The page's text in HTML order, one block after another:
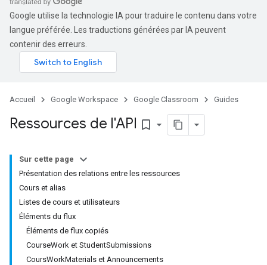
Google utilise la technologie IA pour traduire le contenu dans votre
langue préférée. Les traductions générées par IA peuvent
contenir des erreurs.
Accueil Google Workspace Google Classroom Guides
Ressources de l'API bookmark_border
Sur cette page
Présentation des relations entre les ressources
Cours et alias
Listes de cours et utilisateurs
Éléments du flux
Éléments de flux copiés
CourseWork et StudentSubmissions
CoursWorkMaterials et Announcements